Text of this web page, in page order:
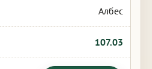
Албес
107.03